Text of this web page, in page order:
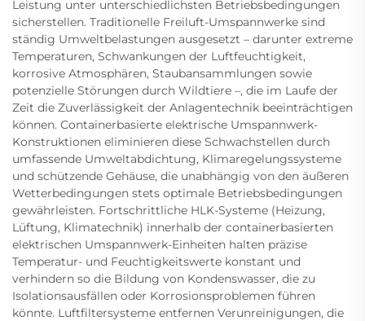
Leistung unter unterschiedlichsten Betriebsbedingungen
sicherstellen. Traditionelle Freiluft-Umspannwerke sind
ständig Umweltbelastungen ausgesetzt – darunter extreme
Temperaturen, Schwankungen der Luftfeuchtigkeit,
korrosive Atmosphären, Staubansammlungen sowie
potenzielle Störungen durch Wildtiere –, die im Laufe der
Zeit die Zuverlässigkeit der Anlagentechnik beeinträchtigen
können. Containerbasierte elektrische Umspannwerk-
Konstruktionen eliminieren diese Schwachstellen durch
umfassende Umweltabdichtung, Klimaregelungssysteme
und schützende Gehäuse, die unabhängig von den äußeren
Wetterbedingungen stets optimale Betriebsbedingungen
gewährleisten. Fortschrittliche HLK-Systeme (Heizung,
Lüftung, Klimatechnik) innerhalb der containerbasierten
elektrischen Umspannwerk-Einheiten halten präzise
Temperatur- und Feuchtigkeitswerte konstant und
verhindern so die Bildung von Kondenswasser, die zu
Isolationsausfällen oder Korrosionsproblemen führen
könnte. Luftfiltersysteme entfernen Verunreinigungen, die